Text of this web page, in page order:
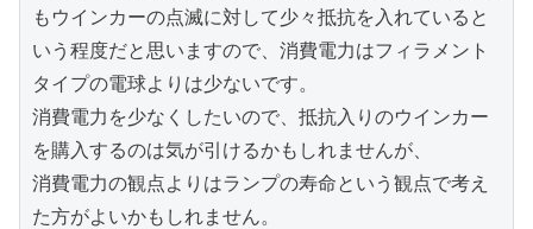
もウインカーの点滅に対して少々抵抗を入れていると
いう程度だと思いますので、消費電力はフィラメント
タイプの電球よりは少ないです。
消費電力を少なくしたいので、抵抗入りのウインカー
を購入するのは気が引けるかもしれませんが、
消費電力の観点よりはランプの寿命という観点で考え
た方がよいかもしれません。